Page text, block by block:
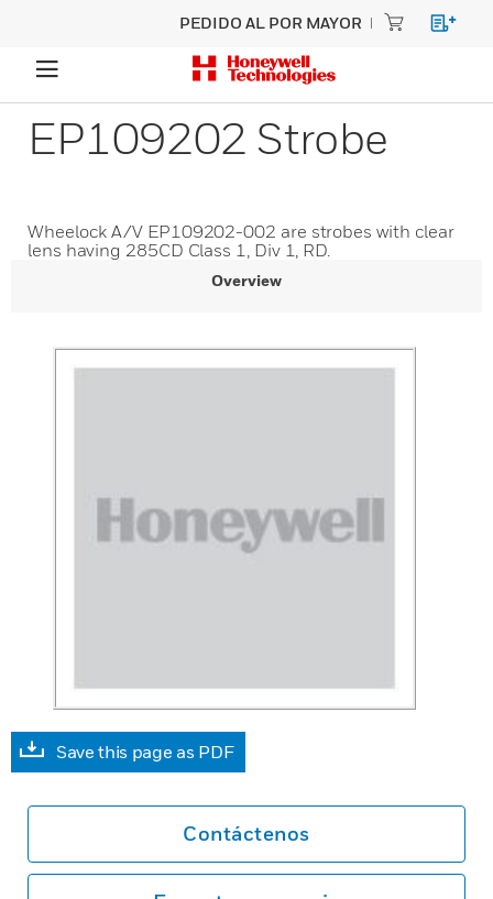
PEDIDO AL POR MAYOR
EP109202 Strobe
Wheelock A/V EP109202-002 are strobes with clear
lens having 285CD Class 1, Div 1, RD.
Overview
Save this page as PDF
Contáctenos